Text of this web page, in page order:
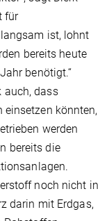
für
ist, lohnt
bereits heute
benötigt.“
auch, dass
einsetzen könnten,
werden
bereits die
noch nicht in
darin mit Erdgas,